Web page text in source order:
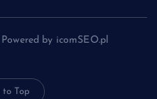
by icomSEO.pl
to Top